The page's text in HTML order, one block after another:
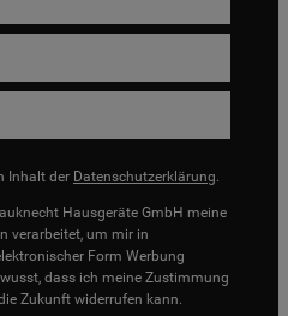
Inhalt der Datenschutzerklärung.
Hausgeräte GmbH meine
verarbeitet, um mir in
Form Werbung
dass ich meine Zustimmung
Zukunft widerrufen kann.